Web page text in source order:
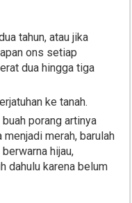
tahun, atau jika
ons setiap
dua hingga tiga
ke tanah.
porang artinya
merah, barulah
hijau,
dahulu karena belum